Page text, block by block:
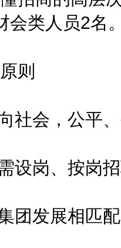
会类人员2名
则
会，公平、
岗、按岗招
发展相匹配